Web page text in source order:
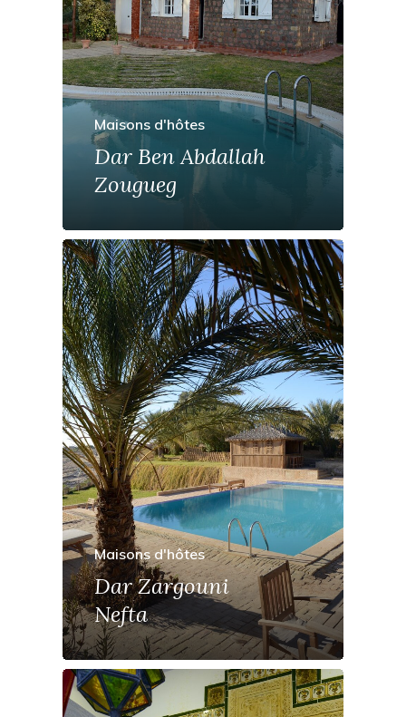
Maisons d'hôtes
Dar Ben Abdallah
Zougueg
Maisons d'hôtes
Dar Zargouni
Nefta